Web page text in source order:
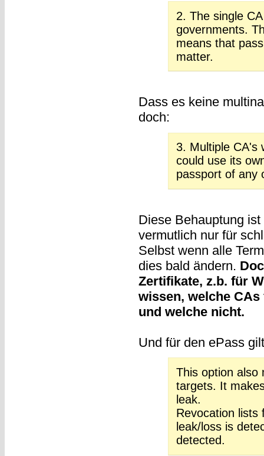
2. The single
governments.
means that
matter.
Dass es keine
doch:
3. Multiple CA's
could use its
passport of any
Diese Behauptung
vermutlich nur für
Selbst wenn alle
dies bald ändern.
Zertifikate, z.b. für
wissen, welche
und welche nicht.
Und für den ePass
This option also
targets. It
leak.
Revocation lists
leak/loss is
detected.